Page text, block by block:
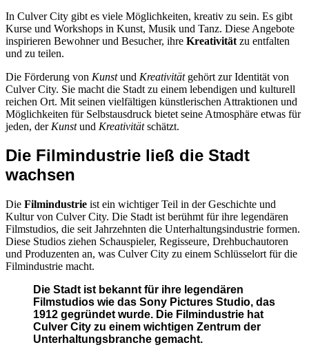
In Culver City gibt es viele Möglichkeiten, kreativ zu sein. Es gibt
Kurse und Workshops in Kunst, Musik und Tanz. Diese Angebote
inspirieren Bewohner und Besucher, ihre Kreativität zu entfalten
und zu teilen.
Die Förderung von Kunstund Kreativitätgehört zur Identität von
Culver City. Sie macht die Stadt zu einem lebendigen und kulturell
reichen Ort. Mit seinen vielfältigen künstlerischen Attraktionen und
Möglichkeiten für Selbstausdruck bietet seine Atmosphäre etwas für
jeden, der Kunstund Kreativitätschätzt.
Die Filmindustrie ließ die Stadt
wachsen
Die Filmindustrie ist ein wichtiger Teil in der Geschichte und
Kultur von Culver City. Die Stadt ist berühmt für ihre legendären
Filmstudios, die seit Jahrzehnten die Unterhaltungsindustrie formen.
Diese Studios ziehen Schauspieler, Regisseure, Drehbuchautoren
und Produzenten an, was Culver City zu einem Schlüsselort für die
Filmindustrie macht.
Die Stadt ist bekannt für ihre legendären
Filmstudios wie das Sony Pictures Studio, das
1912 gegründet wurde. Die Filmindustrie hat
Culver City zu einem wichtigen Zentrum der
Unterhaltungsbranche gemacht.